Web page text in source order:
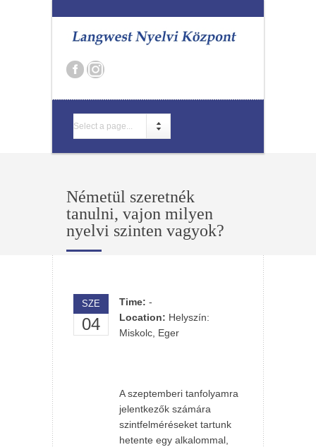
Select a page...
Németül szeretnék
tanulni, vajon milyen
nyelvi szinten vagyok?
SZE
04
Time: -
Location: Helyszín:
Miskolc, Eger
A szeptemberi tanfolyamra
jelentkezők számára
szintfelméréseket tartunk
hetente egy alkalommal,